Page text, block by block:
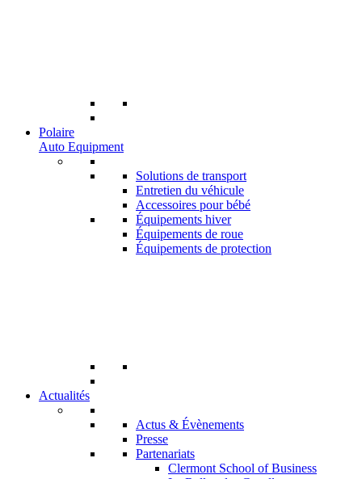
Polaire
Auto Equipment
Solutions de transport
Entretien du véhicule
Accessoires pour bébé
Équipements hiver
Équipements de roue
Équipements de protection
Actualités
Actus & Évènements
Presse
Partenariats
Clermont School of Business